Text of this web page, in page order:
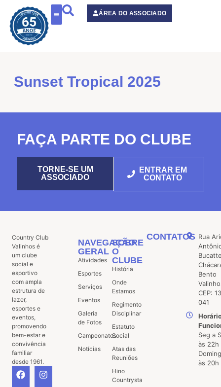
conteúdo
ÁREA DO ASSOCIADO
Sunset Tropical 2025
FAÇA PARTE DO CLUBE
TORNE-SE UM
ASSOCIADO
ENTRAR EM
CONTATO
Country Club
Valinhos é
um clube
social e
esportivo
com ampla
estrutura de
lazer,
esportes e
eventos,
promovendo
bem-estar e
convivência
familiar
desde 1961.
NAVEGAÇÃO
GERAL
Atividades
Esportes
Serviços
Eventos
Galeria
de Fotos
Campeonatos
Notícias
SOBRE
O
CLUBE
História
Onde
Estamos
Regimento
Disciplinar
Estatuto
Social
Atas das
Reuniões
Hino
Countrysta
CONTATOS Rua
Bento
CEP:
041
Seg a
às 22h
às 20h